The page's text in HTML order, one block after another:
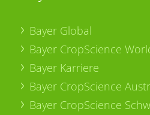
Bayer Global
Bayer CropScience
Bayer Karriere
Bayer CropScience
Bayer CropScience